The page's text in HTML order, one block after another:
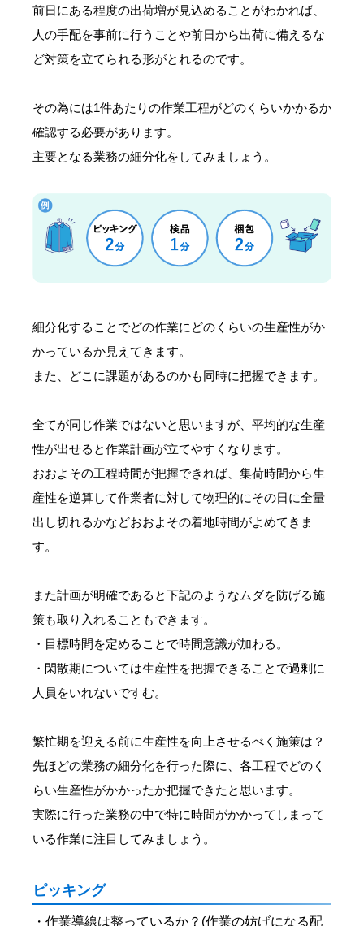
前日にある程度の出荷増が見込めることがわかれば、
人の手配を事前に行うことや前日から出荷に備えるな
ど対策を立てられる形がとれるのです。
その為には1件あたりの作業工程がどのくらいかかるか
確認する必要があります。
主要となる業務の細分化をしてみましょう。
細分化することでどの作業にどのくらいの生産性がか
かっているか見えてきます。
また、どこに課題があるのかも同時に把握できます。
全てが同じ作業ではないと思いますが、平均的な生産
性が出せると作業計画が立てやすくなります。
おおよその工程時間が把握できれば、集荷時間から生
産性を逆算して作業者に対して物理的にその日に全量
出し切れるかなどおおよその着地時間がよめてきま
す。
また計画が明確であると下記のようなムダを防げる施
策も取り入れることもできます。
・目標時間を定めることで時間意識が加わる。
・閑散期については生産性を把握できることで過剰に
人員をいれないですむ。
繁忙期を迎える前に生産性を向上させるべく施策は？
先ほどの業務の細分化を行った際に、各工程でどのく
らい生産性がかかったか把握できたと思います。
実際に行った業務の中で特に時間がかかってしまって
いる作業に注目してみましょう。
ピッキング
・作業導線は整っているか？(作業の妨げになる配